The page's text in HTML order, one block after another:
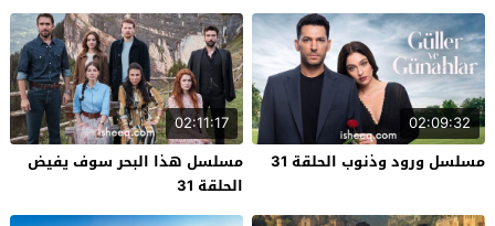
02:09:32
مسلسل ورود وذنوب الحلقة 31
02:11:17
مسلسل هذا البحر سوف يفيض
الحلقة 31